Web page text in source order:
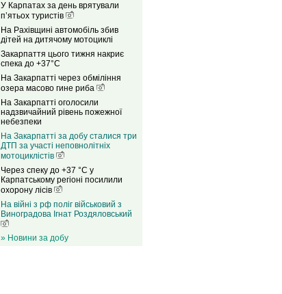
У Карпатах за день врятували
п’ятьох туристів
На Рахівщині автомобіль збив
дітей на дитячому мотоциклі
Закарпаття цього тижня накриє
спека до +37°C
На Закарпатті через обміління
озера масово гине риба
На Закарпатті оголосили
надзвичайний рівень пожежної
небезпеки
На Закарпатті за добу сталися три
ДТП за участі неповнолітніх
мотоциклістів
Через спеку до +37 °C у
Карпатському регіоні посилили
охорону лісів
На війні з рф поліг військовий з
Виноградова Ігнат Роздяловський
» Новини за добу